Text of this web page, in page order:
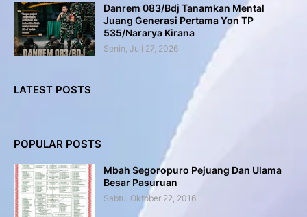
Danrem 083/Bdj Tanamkan Mental
Juang Generasi Pertama Yon TP
535/Nararya Kirana
Senin, Juli 27, 2026
LATEST POSTS
POPULAR POSTS
Mbah Segoropuro Pejuang Dan Ulama
Besar Pasuruan
Sabtu, Oktober 22, 2016